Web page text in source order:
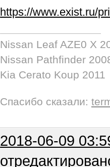
https://www.exist.ru/
Nissan Leaf AZE0 X
Nissan Pathfinder
Kia Cerato Koup 2011
Спасибо сказали:
2018-06-09